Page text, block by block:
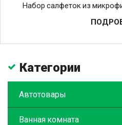
Набор салфеток из
Категории
Автотовары
Ванная комната